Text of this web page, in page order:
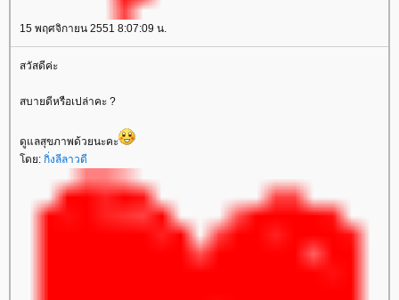
15 พฤศจิกายน 2551 8:07:09 น.
สวัสดีค่ะ
สบายดีหรือเปล่าคะ ?
ดูแลสุขภาพด้วยนะคะ
ดย: กิ่งลีลาวดี